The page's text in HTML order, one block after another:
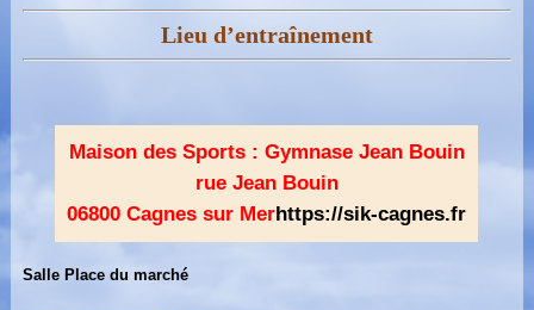
Lieu d’entraînement
Maison des Sports : Gymnase Jean Bouin
rue Jean Bouin
06800 Cagnes sur Merhttps://sik-cagnes.fr
Salle Place du marché